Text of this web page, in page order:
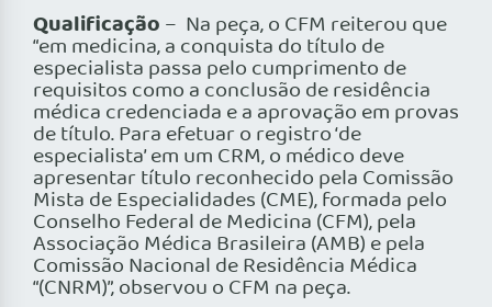
Qualificação – Na peça, o CFM reiterou que
“em medicina, a conquista do título de
especialista passa pelo cumprimento de
requisitos como a conclusão de residência
médica credenciada e a aprovação em provas
de título. Para efetuar o registro ‘de
especialista’ em um CRM, o médico deve
apresentar título reconhecido pela Comissão
Mista de Especialidades (CME), formada pelo
Conselho Federal de Medicina (CFM), pela
Associação Médica Brasileira (AMB) e pela
Comissão Nacional de Residência Médica
“(CNRM)”, observou o CFM na peça.